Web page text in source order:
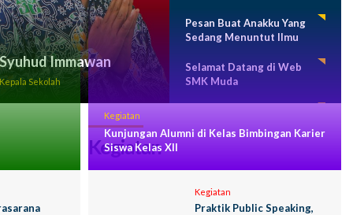
Syuhud Immawan
Kepala Sekolah
Pesan Buat Anakku Yang
Sedang Menuntut Ilmu
Selamat Datang di Web
SMK Muda
Kegiatan
Kegiatan
Kunjungan Alumni di Kelas Bimbingan Karier
Siswa Kelas XII
Kegiatan
Praktik Public Speaking,